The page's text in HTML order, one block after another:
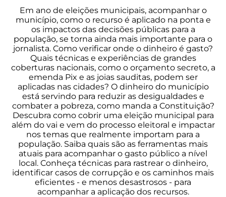
Em ano de eleições municipais, acompanhar o
município, como o recurso é aplicado na ponta e
os impactos das decisões públicas para a
população, se torna ainda mais importante para o
jornalista. Como verificar onde o dinheiro é gasto?
Quais técnicas e experiências de grandes
coberturas nacionais, como o orçamento secreto, a
emenda Pix e as joias sauditas, podem ser
aplicadas nas cidades? O dinheiro do município
está servindo para reduzir as desigualdades e
combater a pobreza, como manda a Constituição?
Descubra como cobrir uma eleição municipal para
além do vai e vem do processo eleitoral e impactar
nos temas que realmente importam para a
população. Saiba quais são as ferramentas mais
atuais para acompanhar o gasto público a nível
local. Conheça técnicas para rastrear o dinheiro,
identificar casos de corrupção e os caminhos mais
eficientes - e menos desastrosos - para
acompanhar a aplicação dos recursos.